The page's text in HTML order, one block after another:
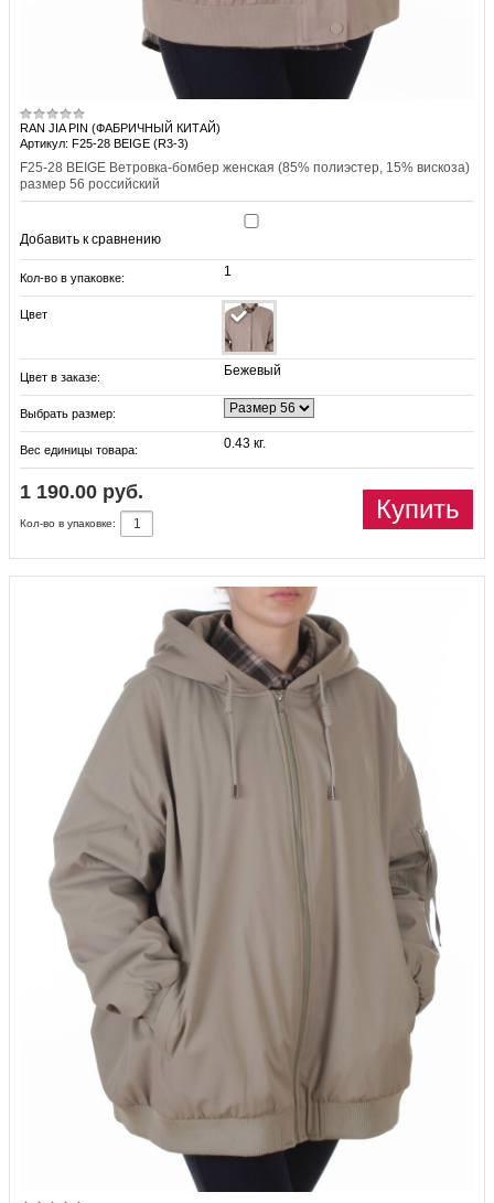
RAN JIA PIN (ФАБРИЧНЫЙ КИТАЙ)
Артикул: F25-28 BEIGE (R3-3)
F25-28 BEIGE Ветровка-бомбер женская (85% полиэстер, 15% вискоза)
размер 56 российский
Добавить к сравнению
Кол-во в упаковке: 1
Цвет
Цвет в заказе: Бежевый
Выбрать размер:
Вес единицы товара: 0.43 кг.
1 190.00 руб.
Купить
Кол-во в упаковке: